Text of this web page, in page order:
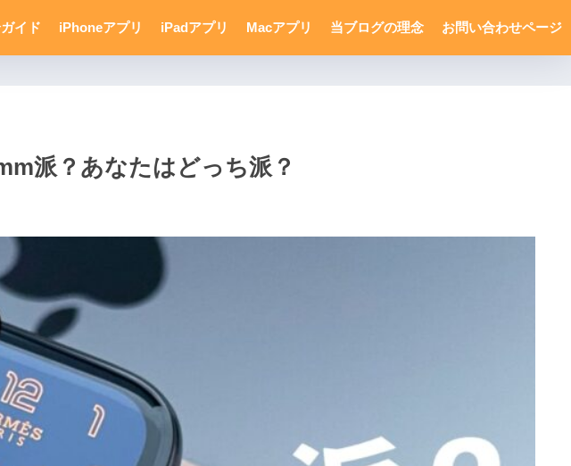
イド iPhoneアプリ iPadアプリ Macアプリ 当ブログの理念 お問い合わせページ
派？あなたはどっち派？